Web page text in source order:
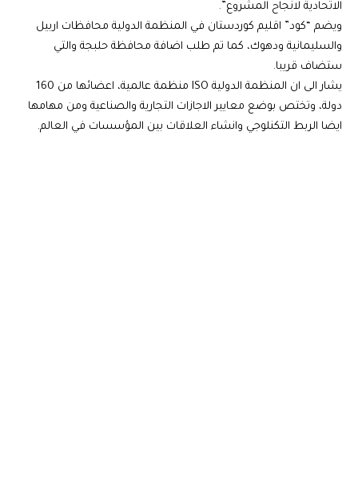
الاتحادية لانجاح المشروع”.
ويضم “كود” اقليم كوردستان في المنظمة الدولية محافظات اربيل
والسليمانية ودهوك، كما تم طلب اضافة محافظة حلبجة والتي
ستضاف قريبا.
يشار الى ان المنظمة الدولية ISO منظمة عالمية، اعضائها من 160
دولة، وتختص بوضع معايير الاجازات التجارية والصناعية ومن مهامها
ايضا الربط التكنلوجي وانشاء العلاقات بين المؤسسات في العالم.